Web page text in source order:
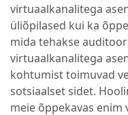
virtuaalkanalitega
üliõpilased kui ka
mida tehakse
virtuaalkanalitega
kohtumist toimuvad
sotsiaalset sidet.
meie õppekavas